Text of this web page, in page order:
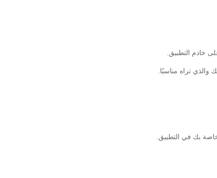
خادم التطبيق.
تراه مناسبًا.
بك في التطبيق.